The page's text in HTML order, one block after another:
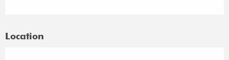
Location